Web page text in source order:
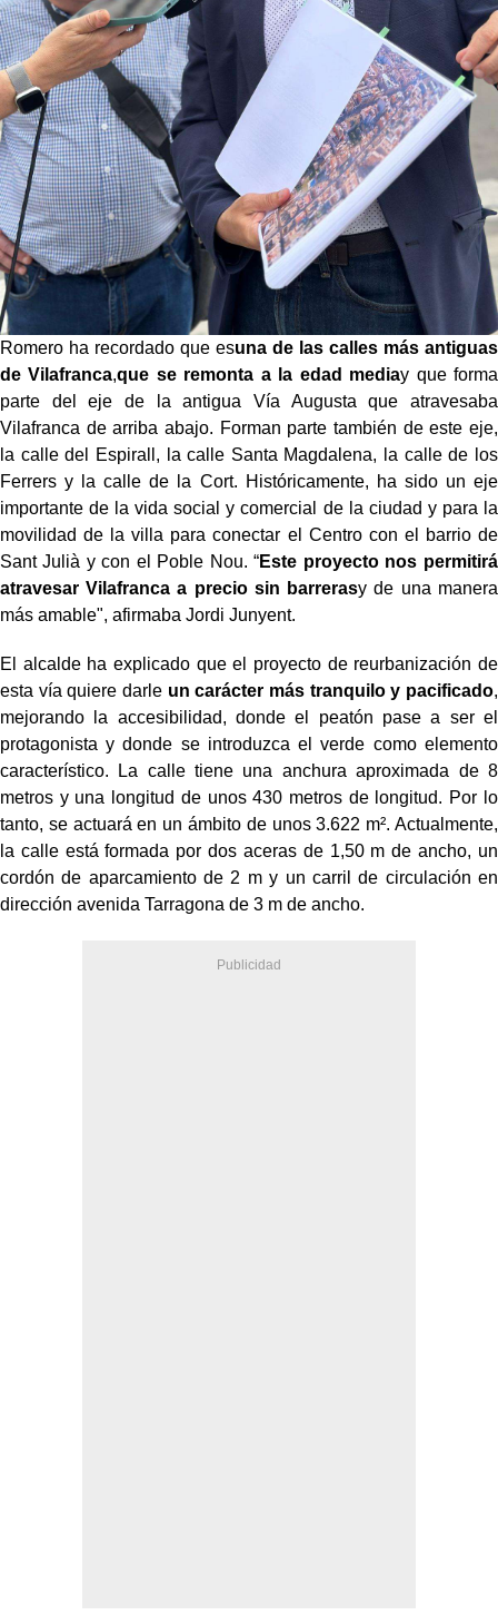
Romero ha recordado que esuna de las calles más antiguas
de Vilafranca,que se remonta a la edad mediay que forma
parte del eje de la antigua Vía Augusta que atravesaba
Vilafranca de arriba abajo. Forman parte también de este eje,
la calle del Espirall, la calle Santa Magdalena, la calle de los
Ferrers y la calle de la Cort. Históricamente, ha sido un eje
importante de la vida social y comercial de la ciudad y para la
movilidad de la villa para conectar el Centro con el barrio de
Sant Julià y con el Poble Nou. “Este proyecto nos permitirá
atravesar Vilafranca a precio sin barrerasy de una manera
más amable", afirmaba Jordi Junyent.
El alcalde ha explicado que el proyecto de reurbanización de
esta vía quiere darle un carácter más tranquilo y pacificado,
mejorando la accesibilidad, donde el peatón pase a ser el
protagonista y donde se introduzca el verde como elemento
característico. La calle tiene una anchura aproximada de 8
metros y una longitud de unos 430 metros de longitud. Por lo
tanto, se actuará en un ámbito de unos 3.622 m². Actualmente,
la calle está formada por dos aceras de 1,50 m de ancho, un
cordón de aparcamiento de 2 m y un carril de circulación en
dirección avenida Tarragona de 3 m de ancho.